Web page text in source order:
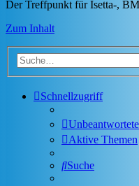
Der Treffpunkt für Isetta-,
Zum Inhalt
Schnellzugriff
Aktive Themen
Suche